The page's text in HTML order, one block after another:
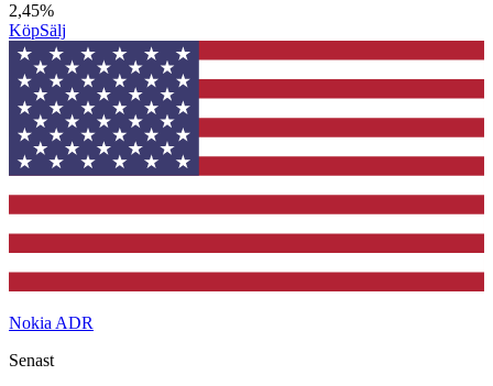
2,45%
KöpSälj
Nokia ADR
Senast